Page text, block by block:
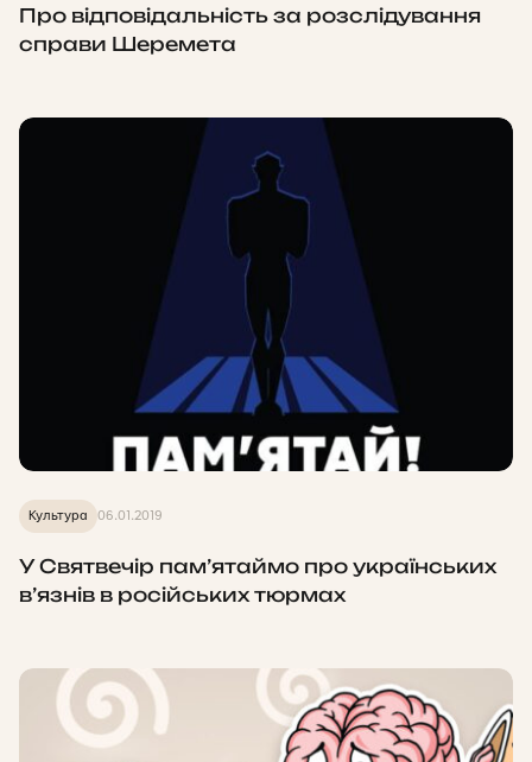
Про відповідальність за розслідування
справи Шеремета
Культура 06.01.2019
У Святвечір пам’ятаймо про українських
в’язнів в російських тюрмах